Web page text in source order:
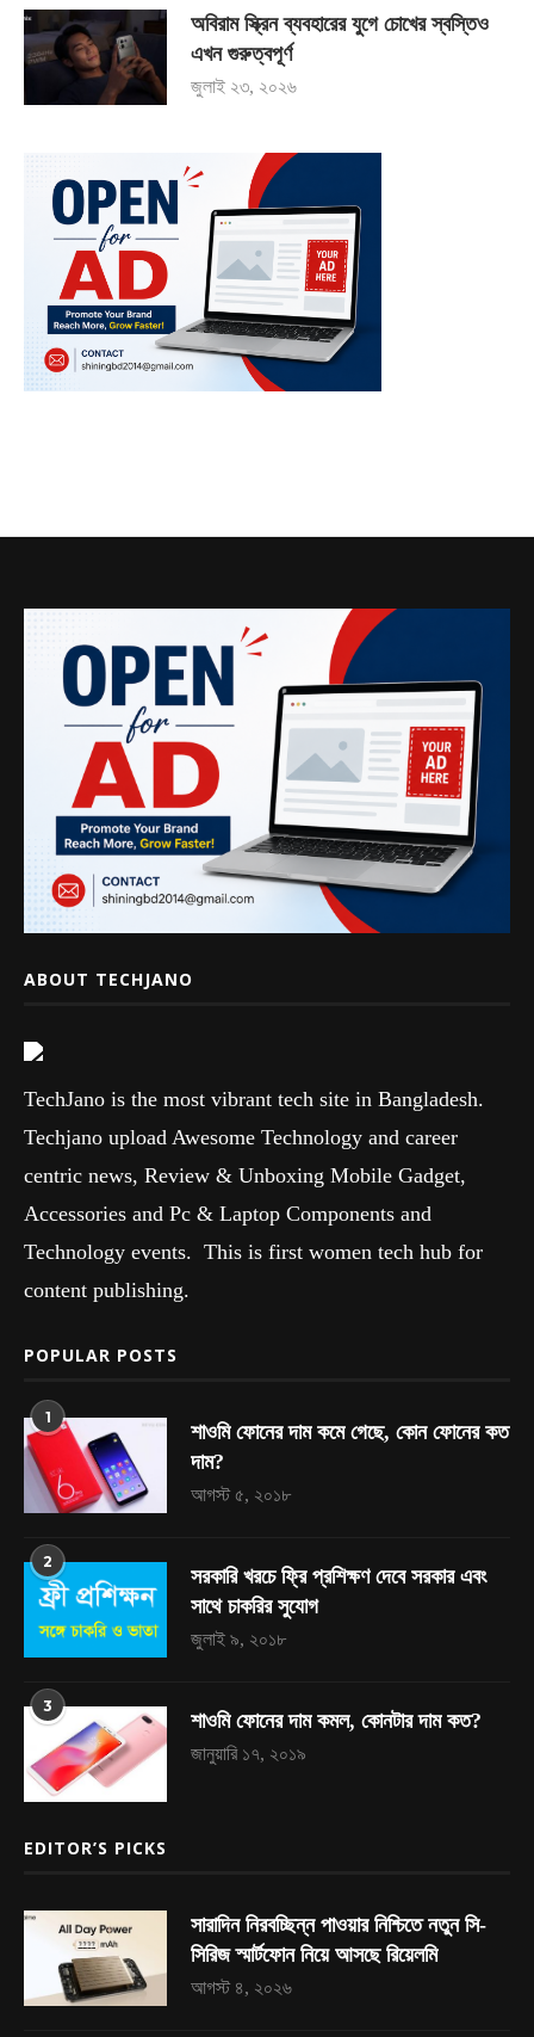
অবিরাম স্ক্রিন ব্যবহারের যুগে চোখের স্বস্তিও
এখন গুরুত্বপূর্ণ
জুলাই ২৩, ২০২৬
ABOUT TECHJANO
TechJano is the most vibrant tech site in Bangladesh.
Techjano upload Awesome Technology and career
centric news, Review & Unboxing Mobile Gadget,
Accessories and Pc & Laptop Components and
Technology events. This is first women tech hub for
content publishing.
POPULAR POSTS
1
শাওমি ফোনের দাম কমে গেছে, কোন ফোনের কত
দাম?
আগস্ট ৫, ২০১৮
2
সরকারি খরচে ফ্রি প্রশিক্ষণ দেবে সরকার এবং
সাথে চাকরির সুযোগ
জুলাই ৯, ২০১৮
3
শাওমি ফোনের দাম কমল, কোনটার দাম কত?
জানুয়ারি ১৭, ২০১৯
EDITOR’S PICKS
সারাদিন নিরবচ্ছিন্ন পাওয়ার নিশ্চিতে নতুন সি-
সিরিজ স্মার্টফোন নিয়ে আসছে রিয়েলমি
আগস্ট ৪, ২০২৬